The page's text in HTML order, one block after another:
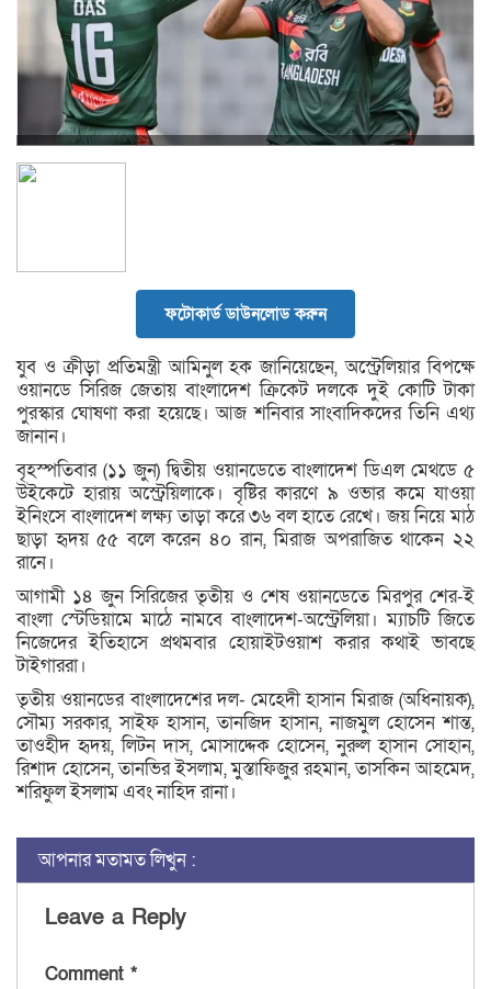
ফটোকার্ড ডাউনলোড করুন
যুব ও ক্রীড়া প্রতিমন্ত্রী আমিনুল হক জানিয়েছেন, অস্ট্রেলিয়ার বিপক্ষে
ওয়ানডে সিরিজ জেতায় বাংলাদেশ ক্রিকেট দলকে দুই কোটি টাকা
পুরস্কার ঘোষণা করা হয়েছে। আজ শনিবার সাংবাদিকদের তিনি এথ্য
জানান।
বৃহস্পতিবার (১১ জুন) দ্বিতীয় ওয়ানডেতে বাংলাদেশ ডিএল মেথডে ৫
উইকেটে হারায় অস্ট্রেয়িলাকে। বৃষ্টির কারণে ৯ ওভার কমে যাওয়া
ইনিংসে বাংলাদেশ লক্ষ্য তাড়া করে ৩৬ বল হাতে রেখে। জয় নিয়ে মাঠ
ছাড়া হৃদয় ৫৫ বলে করেন ৪০ রান, মিরাজ অপরাজিত থাকেন ২২
রানে।
আগামী ১৪ জুন সিরিজের তৃতীয় ও শেষ ওয়ানডেতে মিরপুর শের-ই
বাংলা স্টেডিয়ামে মাঠে নামবে বাংলাদেশ-অস্ট্রেলিয়া। ম্যাচটি জিতে
নিজেদের ইতিহাসে প্রথমবার হোয়াইটওয়াশ করার কথাই ভাবছে
টাইগাররা।
তৃতীয় ওয়ানডের বাংলাদেশের দল- মেহেদী হাসান মিরাজ (অধিনায়ক),
সৌম্য সরকার, সাইফ হাসান, তানজিদ হাসান, নাজমুল হোসেন শান্ত,
তাওহীদ হৃদয়, লিটন দাস, মোসাদ্দেক হোসেন, নুরুল হাসান সোহান,
রিশাদ হোসেন, তানভির ইসলাম, মুস্তাফিজুর রহমান, তাসকিন আহমেদ,
শরিফুল ইসলাম এবং নাহিদ রানা।
আপনার মতামত লিখুন :
Leave a Reply
Comment *